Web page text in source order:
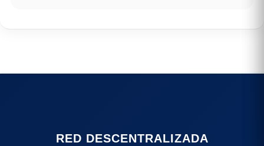
RED DESCENTRALIZADA